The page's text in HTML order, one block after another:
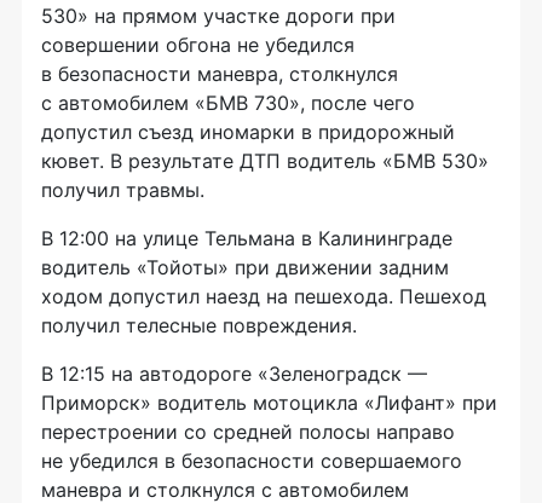
530» на прямом участке дороги при
совершении обгона не убедился
в безопасности маневра, столкнулся
с автомобилем «БМВ 730», после чего
допустил съезд иномарки в придорожный
кювет. В результате ДТП водитель «БМВ 530»
получил травмы.
В 12:00 на улице Тельмана в Калининграде
водитель «Тойоты» при движении задним
ходом допустил наезд на пешехода. Пешеход
получил телесные повреждения.
В 12:15 на автодороге «Зеленоградск —
Приморск» водитель мотоцикла «Лифант» при
перестроении со средней полосы направо
не убедился в безопасности совершаемого
маневра и столкнулся с автомобилем